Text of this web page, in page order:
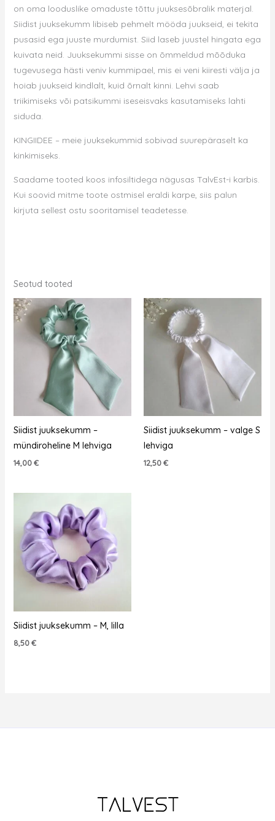
on oma looduslike omaduste tõttu juuksesõbralik materjal.
Siidist juuksekumm libiseb pehmelt mööda juukseid, ei tekita
pusasid ega juuste murdumist. Siid laseb juustel hingata ega
kuivata neid. Juuksekummi sisse on õmmeldud mõõduka
tugevusega hästi veniv kummipael, mis ei veni kiiresti välja ja
hoiab juukseid kindlalt, kuid õrnalt kinni. Lehvi saab
triikimiseks või patsikummi iseseisvaks kasutamiseks lahti
siduda.
KINGIIDEE – meie juuksekummid sobivad suurepäraselt ka
kinkimiseks.
Saadame tooted koos infosiltidega nägusas TalvEst-i karbis.
Kui soovid mitme toote ostmisel eraldi karpe, siis palun
kirjuta sellest ostu sooritamisel teadetesse.
Seotud tooted
Siidist juuksekumm –
mündiroheline M lehviga
14,00€
Siidist juuksekumm – valge S
lehviga
12,50€
Siidist juuksekumm – M, lilla
8,50€